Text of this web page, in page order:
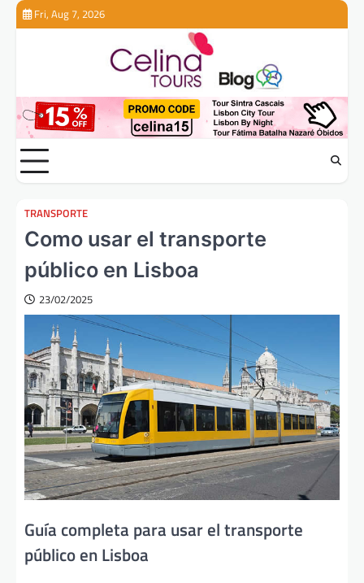
Skip
Fri, Aug 7, 2026
TRANSPORTE
Como usar el transporte
público en Lisboa
23/02/2025
Guía completa para usar el transporte
público en Lisboa